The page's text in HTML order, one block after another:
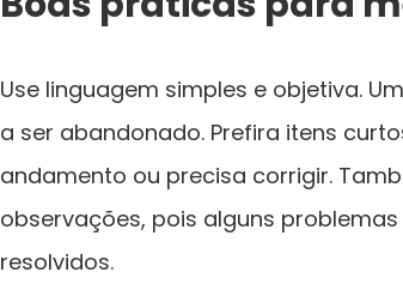
Use linguagem simples e objetiva.
a ser abandonado. Prefira itens
andamento ou precisa corrigir.
observações, pois alguns
resolvidos.